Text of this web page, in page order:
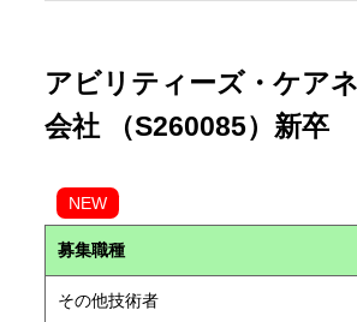
アビリティーズ・ケア
会社 （S260085）新卒
NEW
募集職種
その他技術者